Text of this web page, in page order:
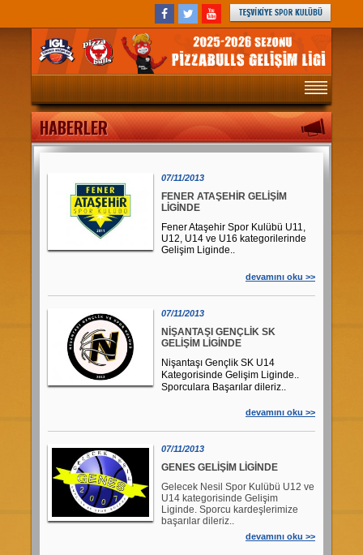
ANASAYFA
MAÇ PROGRAMI
HABERLER
TAKIMLAR
OYUNCULAR
FOTOĞRAFLAR
HAFTALIK MAÇ PROGRAMI
HAKKIMIZDA
İGL KİTAPÇIĞI 2019-2020
İGL NEDİR?
İGL İSTATİSTİKLERİ
ÖDÜL TÖRENİ
İLETİŞİM
REFERANSLAR
VİDEOLAR
BELGELER
ESAME LİSTESİ
ANA LİSTE
KATILIM ŞARTLARI
İGL OYUN KURALLARI
SALONLAR
ANKETLER
HABERLER
07/11/2013
FENER ATAŞEHİR GELİŞİM
LİGİNDE
Fener Ataşehir Spor Kulübü U11,
U12, U14 ve U16 kategorilerinde
Gelişim Liginde..
devamını oku >>
07/11/2013
NİŞANTAŞI GENÇLİK SK
GELİŞİM LİGİNDE
Nişantaşı Gençlik SK U14
Kategorisinde Gelişim Liginde..
Sporculara Başarılar dileriz..
devamını oku >>
07/11/2013
GENES GELİŞİM LİGİNDE
Gelecek Nesil Spor Kulübü U12 ve
U14 kategorisinde Gelişim
Liginde. Sporcu kardeşlerimize
başarılar dileriz..
devamını oku >>